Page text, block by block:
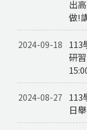
出
做!
2024-09-18
113
研
2024-08-27
113
日